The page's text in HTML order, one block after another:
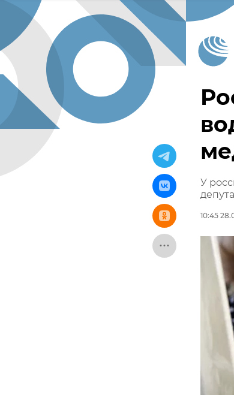
У
10:45